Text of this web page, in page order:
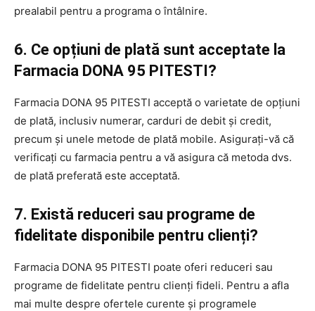
prealabil pentru a programa o întâlnire.
6. Ce opțiuni de plată sunt acceptate la
Farmacia DONA 95 PITESTI?
Farmacia DONA 95 PITESTI acceptă o varietate de opțiuni
de plată, inclusiv numerar, carduri de debit și credit,
precum și unele metode de plată mobile. Asigurați-vă că
verificați cu farmacia pentru a vă asigura că metoda dvs.
de plată preferată este acceptată.
7. Există reduceri sau programe de
fidelitate disponibile pentru clienți?
Farmacia DONA 95 PITESTI poate oferi reduceri sau
programe de fidelitate pentru clienți fideli. Pentru a afla
mai multe despre ofertele curente și programele